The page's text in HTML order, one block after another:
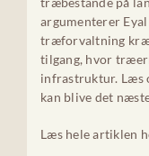
argumenterer
træforvaltning
tilgang, hvor
infrastruktur. Læs
kan blive det
Læs hele artiklen